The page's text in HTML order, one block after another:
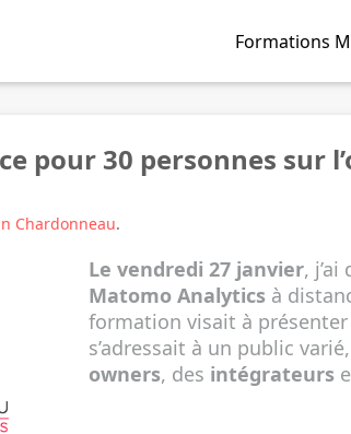
Formations
pour 30 personnes sur
Chardonneau.
Le vendredi 27 janvier,
Matomo Analytics à
formation visait à
s’adressait à un public
owners, des intégrateurs